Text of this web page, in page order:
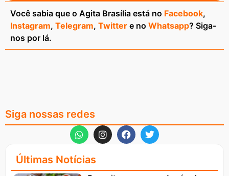
Você sabia que o Agita Brasília está no Facebook,
Instagram, Telegram, Twitter e no Whatsapp? Siga-
nos por lá.
Siga nossas redes
Últimas Notícias